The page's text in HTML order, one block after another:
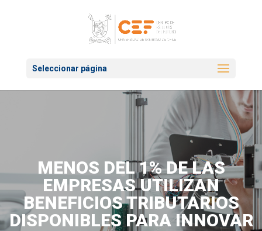
Seleccionar página
MENOS DEL 1% DE LAS
EMPRESAS UTILIZAN
BENEFICIOS TRIBUTARIOS
DISPONIBLES PARA INNOVAR